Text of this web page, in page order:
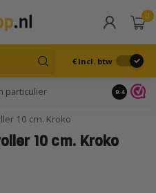
0
€ Incl. btw
particulier 9.4
10 cm. Kroko
10 cm. Kroko